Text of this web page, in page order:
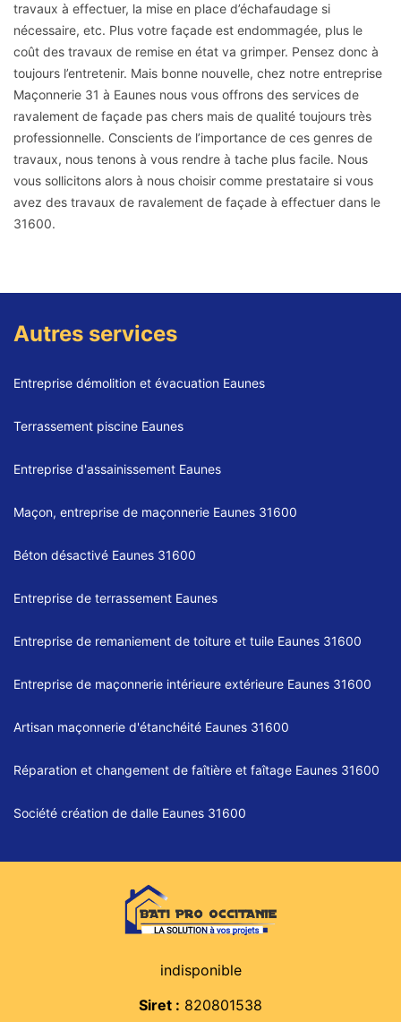
travaux à effectuer, la mise en place d’échafaudage si
nécessaire, etc. Plus votre façade est endommagée, plus le
coût des travaux de remise en état va grimper. Pensez donc à
toujours l’entretenir. Mais bonne nouvelle, chez notre entreprise
Maçonnerie 31 à Eaunes nous vous offrons des services de
ravalement de façade pas chers mais de qualité toujours très
professionnelle. Conscients de l’importance de ces genres de
travaux, nous tenons à vous rendre à tache plus facile. Nous
vous sollicitons alors à nous choisir comme prestataire si vous
avez des travaux de ravalement de façade à effectuer dans le
31600.
Autres services
Entreprise démolition et évacuation Eaunes
Terrassement piscine Eaunes
Entreprise d'assainissement Eaunes
Maçon, entreprise de maçonnerie Eaunes 31600
Béton désactivé Eaunes 31600
Entreprise de terrassement Eaunes
Entreprise de remaniement de toiture et tuile Eaunes 31600
Entreprise de maçonnerie intérieure extérieure Eaunes 31600
Artisan maçonnerie d'étanchéité Eaunes 31600
Réparation et changement de faîtière et faîtage Eaunes 31600
Société création de dalle Eaunes 31600
indisponible
Siret : 820801538